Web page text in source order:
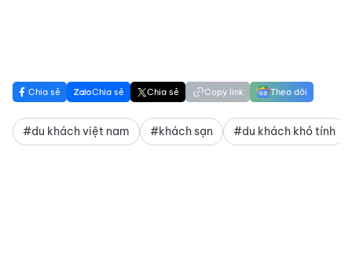
Chia sẻ Chia sẻ Chia sẻ Copy link Theo dõi
#du khách việt nam #khách sạn #du khách khó tính